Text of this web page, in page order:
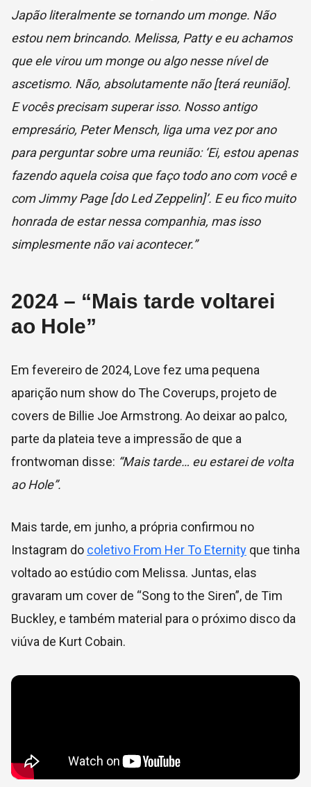
Japão literalmente se tornando um monge. Não
estou nem brincando. Melissa, Patty e eu achamos
que ele virou um monge ou algo nesse nível de
ascetismo. Não, absolutamente não [terá reunião].
E vocês precisam superar isso. Nosso antigo
empresário, Peter Mensch, liga uma vez por ano
para perguntar sobre uma reunião: ‘Ei, estou apenas
fazendo aquela coisa que faço todo ano com você e
com Jimmy Page [do Led Zeppelin]’. E eu fico muito
honrada de estar nessa companhia, mas isso
simplesmente não vai acontecer.”
2024 – “Mais tarde voltarei
ao Hole”
Em fevereiro de 2024, Love fez uma pequena
aparição num show do The Coverups, projeto de
covers de Billie Joe Armstrong. Ao deixar ao palco,
parte da plateia teve a impressão de que a
frontwoman disse: “Mais tarde… eu estarei de volta
ao Hole”.
Mais tarde, em junho, a própria confirmou no
Instagram do coletivo From Her To Eternity que tinha
voltado ao estúdio com Melissa. Juntas, elas
gravaram um cover de “Song to the Siren”, de Tim
Buckley, e também material para o próximo disco da
viúva de Kurt Cobain.